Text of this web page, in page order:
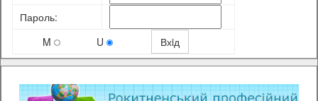
Пароль:
M
U